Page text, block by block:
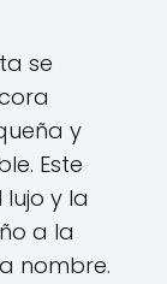
se
y
Este
y la
a la
nombre.